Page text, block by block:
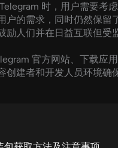
时，用户需要考
户的需求，同时仍然保留
励人们并在日益互联但受
官方网站、下载应
创建者和开发人员环境确